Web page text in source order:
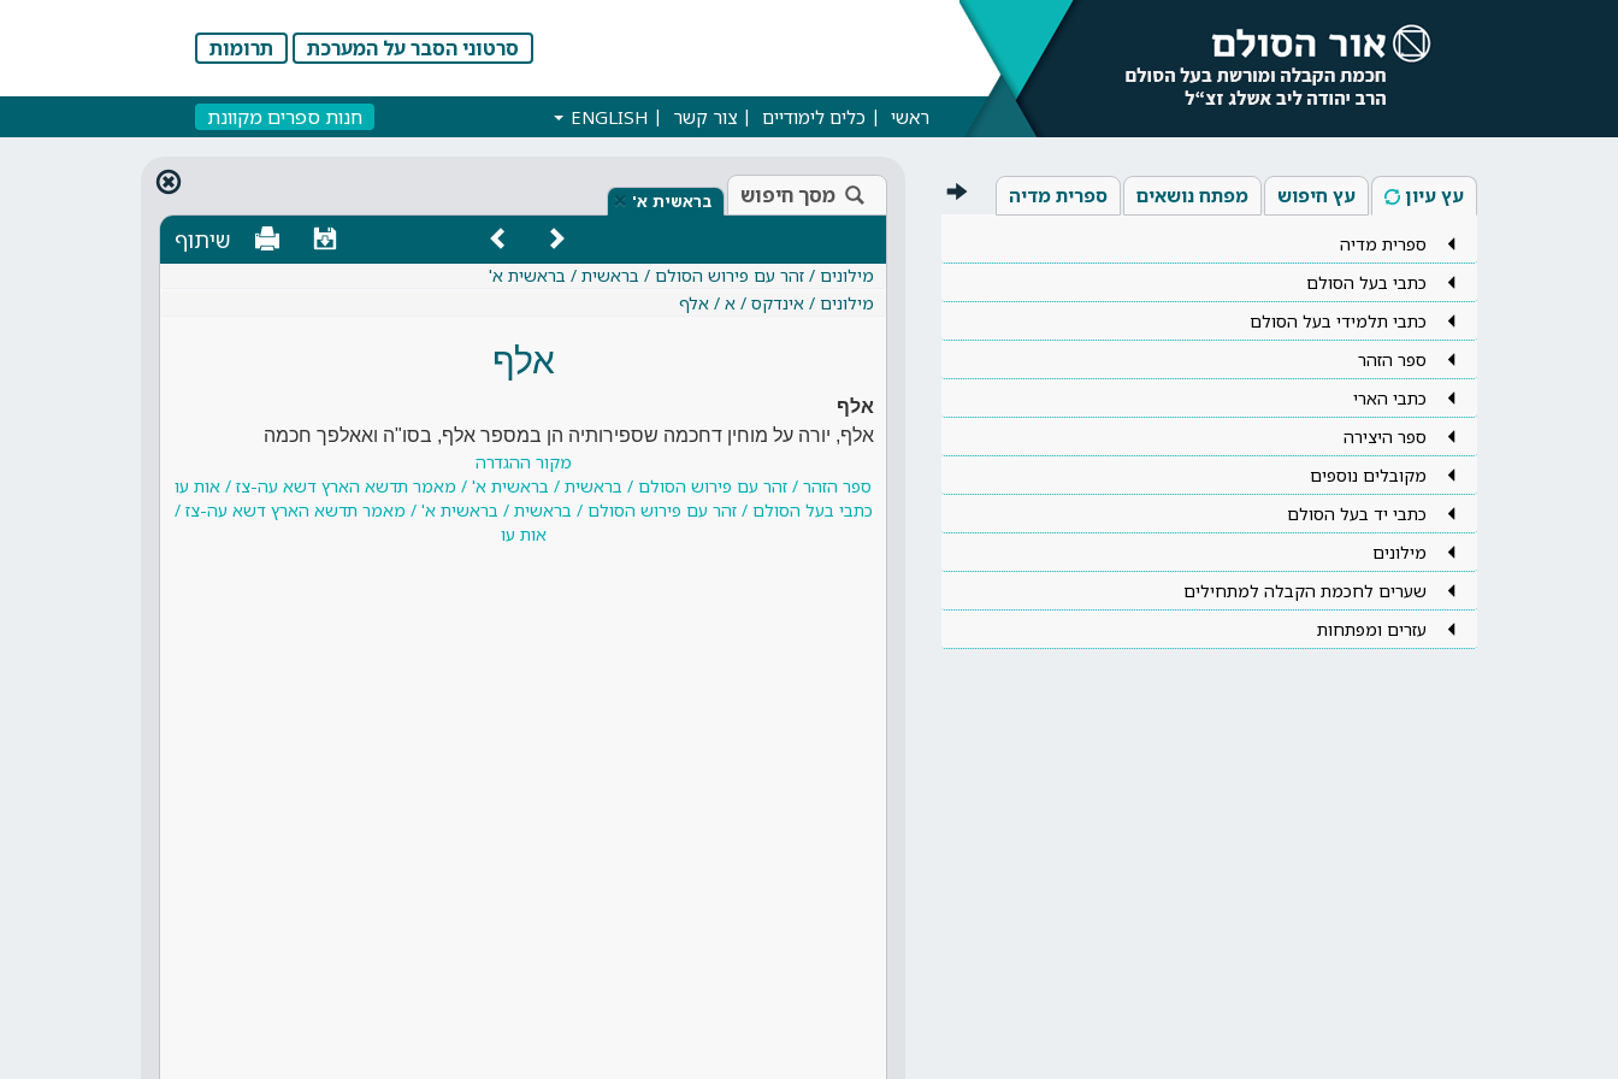
סרטוני הסבר על המערכת תרומות
ראשי כלים לימודיים צור קשר ENGLISH חנות ספרים מקוונת
עץ עיון עץ חיפוש מפתח נושאים ספרית מדיה
ספרית מדיה
כתבי בעל הסולם
כתבי תלמידי בעל הסולם
ספר הזהר
כתבי הארי
ספר היצירה
מקובלים נוספים
כתבי יד בעל הסולם
מילונים
שערים לחכמת הקבלה למתחילים
עזרים ומפתחות
מסך חיפוש בראשית א' ×
שיתוף
מילונים / זהר עם פירוש הסולם / בראשית / בראשית א'
מילונים / אינדקס / א / אלף
אלף
אלף
אלף, יורה על מוחין דחכמה שספירותיה הן במספר אלף, בסו"ה ואאלפך חכמה
מקור ההגדרה
ספר הזהר / זהר עם פירוש הסולם / בראשית / בראשית א' / מאמר תדשא הארץ דשא עה-צז / אות עו
כתבי בעל הסולם / זהר עם פירוש הסולם / בראשית / בראשית א' / מאמר תדשא הארץ דשא עה-צז /
אות עו